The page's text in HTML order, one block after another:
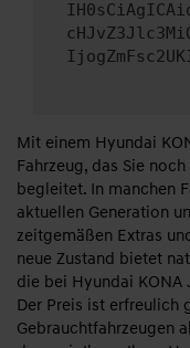
Mit einem Hyundai
Fahrzeug, das Sie
begleitet. In manchen
aktuellen Generation
zeitgemäßen Extras
neue Zustand bietet
die bei Hyundai
Der Preis ist erfreulich
Gebrauchtfahrzeugen